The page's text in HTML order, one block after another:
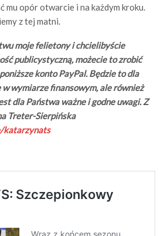
mu opór otwarcie i na każdym kroku.
z tej matni.
moje felietony i chcielibyście
publicystyczną, możecie to zrobić
konto PayPal. Będzie to dla
wymiarze finansowym, ale również
dla Państwa ważne i godne uwagi. Z
Treter-Sierpińska
katarzynats